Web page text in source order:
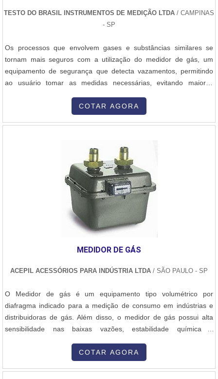
TESTO DO BRASIL INSTRUMENTOS DE MEDIÇÃO LTDA / CAMPINAS
- SP
Os processos que envolvem gases e substâncias similares se
tornam mais seguros com a utilização do medidor de gás, um
equipamento de segurança que detecta vazamentos, permitindo
ao usuário tomar as medidas necessárias, evitando maiores
uma eficiente e veloz identificação do vazamento de gases e erros
COTAR AGORA
MEDIDOR DE GÁS
ACEPIL ACESSÓRIOS PARA INDÚSTRIA LTDA / SÃO PAULO - SP
O Medidor de gás é um equipamento tipo volumétrico por
diafragma indicado para a medição de consumo em indústrias e
distribuidoras de gás. Além disso, o medidor de gás possui alta
sensibilidade nas baixas vazões, estabilidade química e
COTAR AGORA